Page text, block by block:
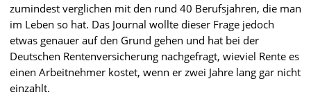
zumindest verglichen mit den rund 40 Berufsjahren, die man
im Leben so hat. Das Journal wollte dieser Frage jedoch
etwas genauer auf den Grund gehen und hat bei der
Deutschen Rentenversicherung nachgefragt, wieviel Rente es
einen Arbeitnehmer kostet, wenn er zwei Jahre lang gar nicht
einzahlt.